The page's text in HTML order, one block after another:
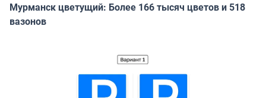
Мурманск цветущий: Более 166 тысяч цветов и 518
вазонов